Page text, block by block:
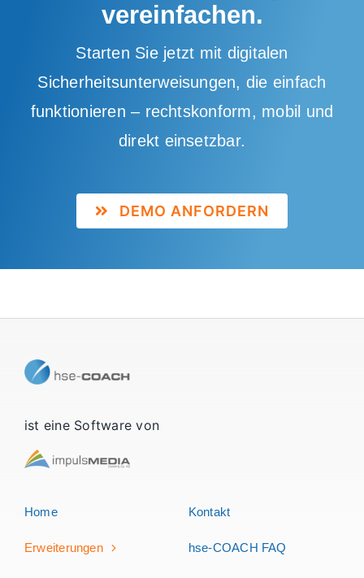
vereinfachen.
Starten Sie jetzt mit digitalen
Sicherheitsunterweisungen, die einfach
funktionieren – rechtskonform, mobil und
direkt einsetzbar.
DEMO ANFORDERN
ist eine Software von
Home
Erweiterungen
Kontakt
hse-COACH FAQ